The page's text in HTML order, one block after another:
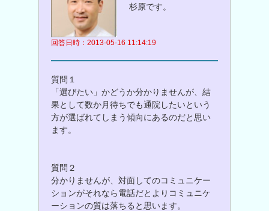
杉原です。
回答日時：2013-05-16 11:14:19
質問１
「選びたい」かどうか分かりませんが、結
果として数か月待ちでも通院したいという
方が選ばれてしまう傾向にあるのだと思い
ます。
質問２
分かりませんが、対面してのコミュニケー
ションがそれなら電話だとよりコミュニケ
ーションの質は落ちると思います。